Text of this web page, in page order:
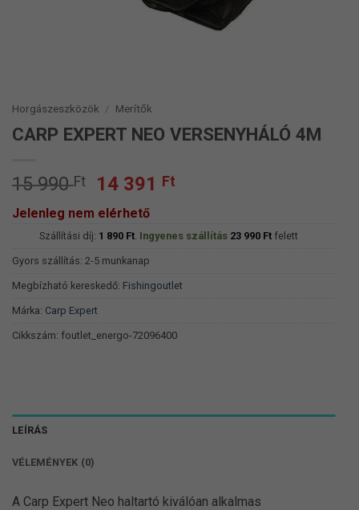
Horgászeszközök / Merítők
CARP EXPERT NEO VERSENYHÁLÓ 4M
15 990Ft
Original
price
was:
15
990 Ft.
14 391 Ft
14
Jelenleg nem elérhető
Szállítási díj: 1 890 Ft. Ingyenes szállítás 23 990 Ftfelett
Gyors szállítás: 2-5 munkanap
Megbízható kereskedő: Fishingoutlet
Márka: Carp Expert
Cikkszám: foutlet_energo-72096400
LEÍRÁS
VÉLEMÉNYEK (0)
A Carp Expert Neo haltartó kiválóan alkalmas